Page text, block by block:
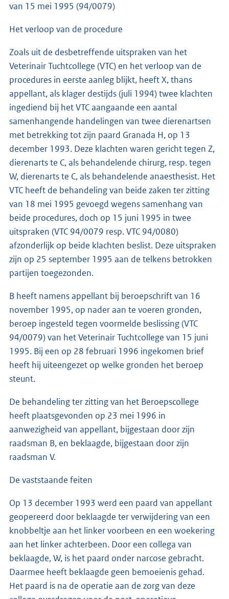
van 15 mei 1995 (94/0079)
Het verloop van de procedure
Zoals uit de desbetreffende uitspraken van het
Veterinair Tuchtcollege (VTC) en het verloop van de
procedures in eerste aanleg blijkt, heeft X, thans
appellant, als klager destijds (juli 1994) twee klachten
ingediend bij het VTC aangaande een aantal
samenhangende handelingen van twee dierenartsen
met betrekking tot zijn paard Granada H, op 13
december 1993. Deze klachten waren gericht tegen Z,
dierenarts te C, als behandelende chirurg, resp. tegen
W, dierenarts te C, als behandelende anaesthesist. Het
VTC heeft de behandeling van beide zaken ter zitting
van 18 mei 1995 gevoegd wegens samenhang van
beide procedures, doch op 15 juni 1995 in twee
uitspraken (VTC 94/0079 resp. VTC 94/0080)
afzonderlijk op beide klachten beslist. Deze uitspraken
zijn op 25 september 1995 aan de telkens betrokken
partijen toegezonden.
B heeft namens appellant bij beroepschrift van 16
november 1995, op nader aan te voeren gronden,
beroep ingesteld tegen voormelde beslissing (VTC
94/0079) van het Veterinair Tuchtcollege van 15 juni
1995. Bij een op 28 februari 1996 ingekomen brief
heeft hij uiteengezet op welke gronden het beroep
steunt.
De behandeling ter zitting van het Beroepscollege
heeft plaatsgevonden op 23 mei 1996 in
aanwezigheid van appellant, bijgestaan door zijn
raadsman B, en beklaagde, bijgestaan door zijn
raadsman V.
De vaststaande feiten
Op 13 december 1993 werd een paard van appellant
geopereerd door beklaagde ter verwijdering van een
knobbeltje aan het linker voorbeen en een woekering
aan het linker achterbeen. Door een collega van
beklaagde, W, is het paard onder narcose gebracht.
Daarmee heeft beklaagde geen bemoeienis gehad.
Het paard is na de operatie aan de zorg van deze